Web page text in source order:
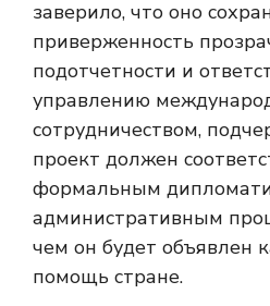
заверило, что оно
приверженность
подотчетности и
управлению
сотрудничеством,
проект должен
формальным
административным
чем он будет объявлен
помощь стране.